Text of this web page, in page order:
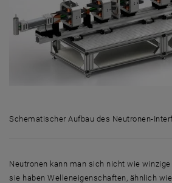
Schematischer Aufbau des Neutronen-
Neutronen kann man sich nicht wie winzige
sie haben Welleneigenschaften, ähnlich